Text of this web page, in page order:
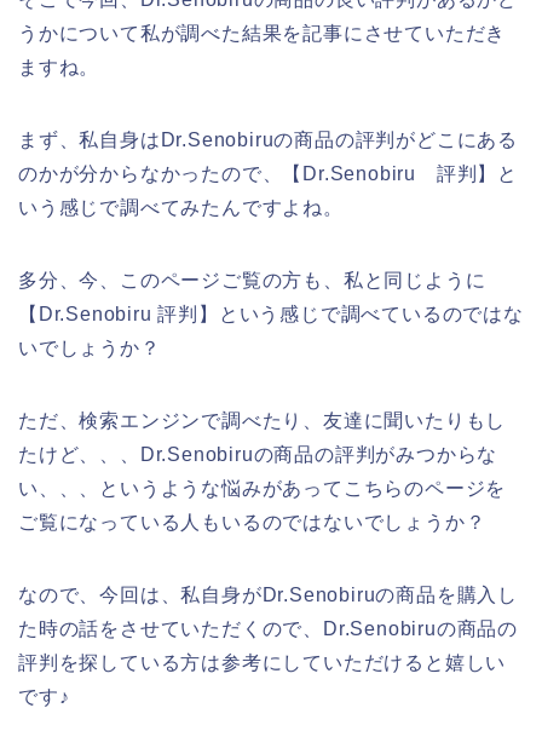
うかについて私が調べた結果を記事にさせていただき
ますね。
まず、私自身はDr.Senobiruの商品の評判がどこにある
のかが分からなかったので、【Dr.Senobiru 評判】と
いう感じで調べてみたんですよね。
多分、今、このページご覧の方も、私と同じように
【Dr.Senobiru 評判】という感じで調べているのではな
いでしょうか？
ただ、検索エンジンで調べたり、友達に聞いたりもし
たけど、、、Dr.Senobiruの商品の評判がみつからな
い、、、というような悩みがあってこちらのページを
ご覧になっている人もいるのではないでしょうか？
なので、今回は、私自身がDr.Senobiruの商品を購入し
た時の話をさせていただくので、Dr.Senobiruの商品の
評判を探している方は参考にしていただけると嬉しい
です♪